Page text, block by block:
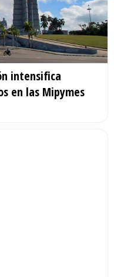
intensifica
en las Mipymes